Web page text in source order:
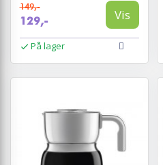
149,-
129,- Vis
På lager